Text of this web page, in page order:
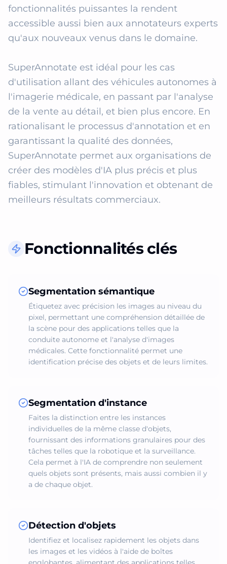
fonctionnalités puissantes la rendent
accessible aussi bien aux annotateurs experts
qu'aux nouveaux venus dans le domaine.
SuperAnnotate est idéal pour les cas
d'utilisation allant des véhicules autonomes à
l'imagerie médicale, en passant par l'analyse
de la vente au détail, et bien plus encore. En
rationalisant le processus d'annotation et en
garantissant la qualité des données,
SuperAnnotate permet aux organisations de
créer des modèles d'IA plus précis et plus
fiables, stimulant l'innovation et obtenant de
meilleurs résultats commerciaux.
Fonctionnalités clés
Segmentation sémantique
Étiquetez avec précision les images au niveau du
pixel, permettant une compréhension détaillée de
la scène pour des applications telles que la
conduite autonome et l'analyse d'images
médicales. Cette fonctionnalité permet une
identification précise des objets et de leurs limites.
Segmentation d'instance
Faites la distinction entre les instances
individuelles de la même classe d'objets,
fournissant des informations granulaires pour des
tâches telles que la robotique et la surveillance.
Cela permet à l'IA de comprendre non seulement
quels objets sont présents, mais aussi combien il y
a de chaque objet.
Détection d'objets
Identifiez et localisez rapidement les objets dans
les images et les vidéos à l'aide de boîtes